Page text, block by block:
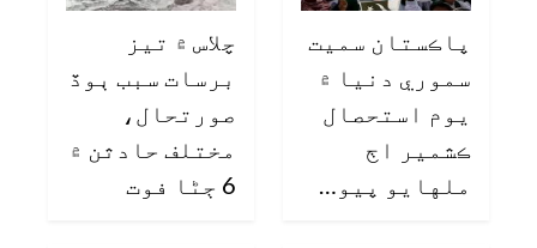
پاڪستان سميت
سموري دنيا ۾
يوم استحصال
ڪشمير اڄ
ملهايو پيو…
چلاس ۾ تيز
برسات سبب ٻوڏ
صورتحال،
مختلف حادثن ۾
6 ڄڻا فوت